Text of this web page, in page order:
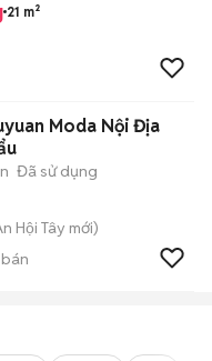
21 m²
Moda Nội Địa
Đã sử dụng
Hội Tây mới)